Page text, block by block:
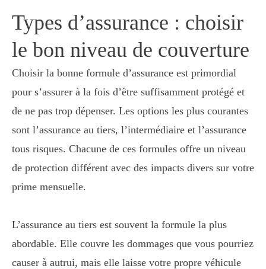
Types d’assurance : choisir
le bon niveau de couverture
Choisir la bonne formule d’assurance est primordial
pour s’assurer à la fois d’être suffisamment protégé et
de ne pas trop dépenser. Les options les plus courantes
sont l’assurance au tiers, l’intermédiaire et l’assurance
tous risques. Chacune de ces formules offre un niveau
de protection différent avec des impacts divers sur votre
prime mensuelle.
L’assurance au tiers est souvent la formule la plus
abordable. Elle couvre les dommages que vous pourriez
causer à autrui, mais elle laisse votre propre véhicule